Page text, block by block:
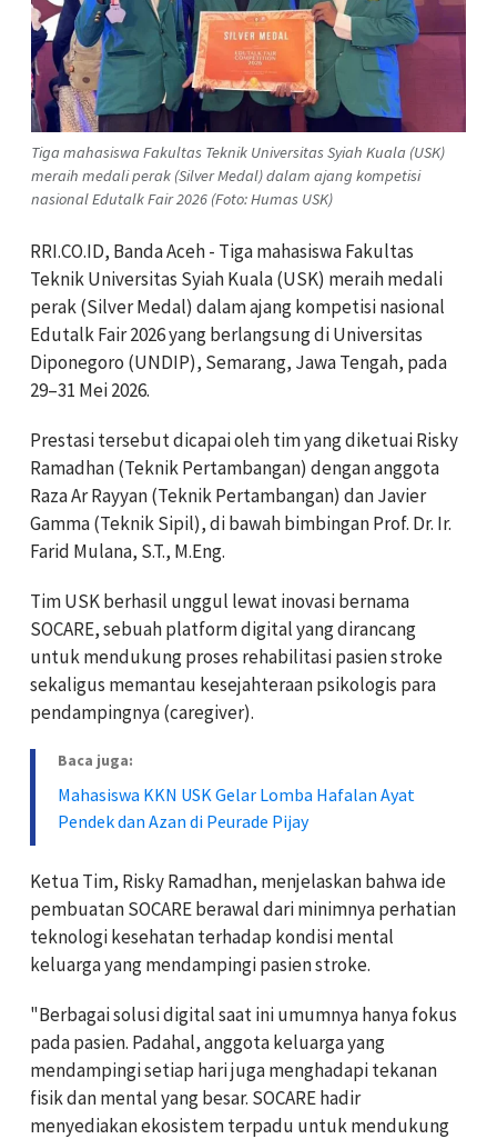
Tiga mahasiswa Fakultas Teknik Universitas Syiah Kuala (USK)
meraih medali perak (Silver Medal) dalam ajang kompetisi
nasional Edutalk Fair 2026 (Foto: Humas USK)
RRI.CO.ID, Banda Aceh - Tiga mahasiswa Fakultas
Teknik Universitas Syiah Kuala (USK) meraih medali
perak (Silver Medal) dalam ajang kompetisi nasional
Edutalk Fair 2026 yang berlangsung di Universitas
Diponegoro (UNDIP), Semarang, Jawa Tengah, pada
29–31 Mei 2026.
Prestasi tersebut dicapai oleh tim yang diketuai Risky
Ramadhan (Teknik Pertambangan) dengan anggota
Raza Ar Rayyan (Teknik Pertambangan) dan Javier
Gamma (Teknik Sipil), di bawah bimbingan Prof. Dr. Ir.
Farid Mulana, S.T., M.Eng.
Tim USK berhasil unggul lewat inovasi bernama
SOCARE, sebuah platform digital yang dirancang
untuk mendukung proses rehabilitasi pasien stroke
sekaligus memantau kesejahteraan psikologis para
pendampingnya (caregiver).
Baca juga:
Mahasiswa KKN USK Gelar Lomba Hafalan Ayat
Pendek dan Azan di Peurade Pijay
Ketua Tim, Risky Ramadhan, menjelaskan bahwa ide
pembuatan SOCARE berawal dari minimnya perhatian
teknologi kesehatan terhadap kondisi mental
keluarga yang mendampingi pasien stroke.
"Berbagai solusi digital saat ini umumnya hanya fokus
pada pasien. Padahal, anggota keluarga yang
mendampingi setiap hari juga menghadapi tekanan
fisik dan mental yang besar. SOCARE hadir
menyediakan ekosistem terpadu untuk mendukung